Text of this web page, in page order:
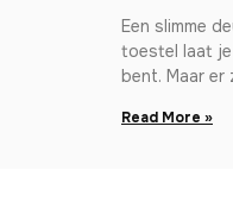
Een slimme
toestel laat
bent. Maar er
Read More »